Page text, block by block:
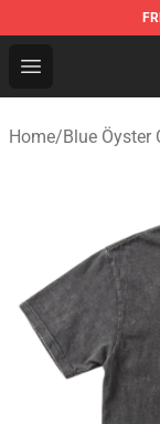
Open menu
Blue Öyster
Home/Blue Öyster